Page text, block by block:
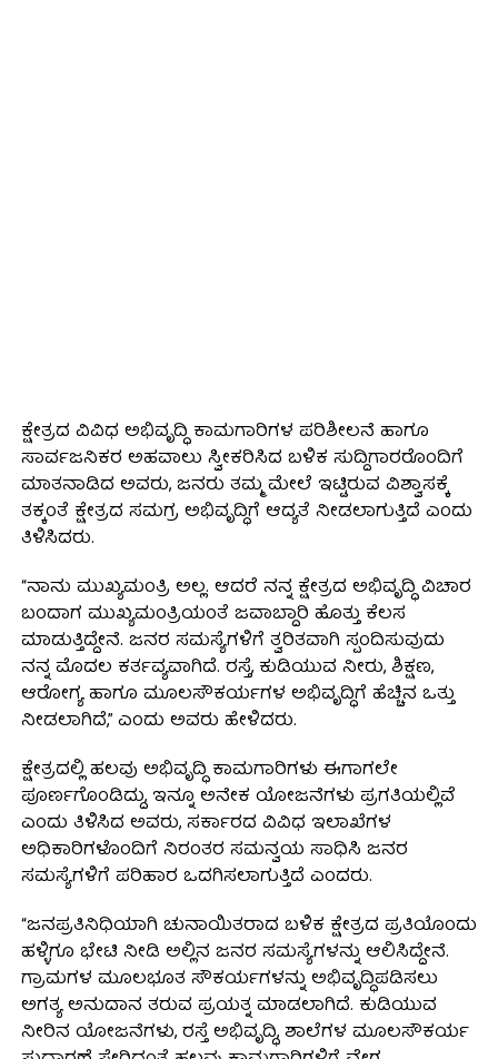
ಕ್ಷೇತ್ರದ ವಿವಿಧ ಅಭಿವೃದ್ಧಿ ಕಾಮಗಾರಿಗಳ ಪರಿಶೀಲನೆ ಹಾಗೂ
ಸಾರ್ವಜನಿಕರ ಅಹವಾಲು ಸ್ವೀಕರಿಸಿದ ಬಳಿಕ ಸುದ್ದಿಗಾರರೊಂದಿಗೆ
ಮಾತನಾಡಿದ ಅವರು, ಜನರು ತಮ್ಮ ಮೇಲೆ ಇಟ್ಟಿರುವ ವಿಶ್ವಾಸಕ್ಕೆ
ತಕ್ಕಂತೆ ಕ್ಷೇತ್ರದ ಸಮಗ್ರ ಅಭಿವೃದ್ಧಿಗೆ ಆದ್ಯತೆ ನೀಡಲಾಗುತ್ತಿದೆ ಎಂದು
ತಿಳಿಸಿದರು.
“ನಾನು ಮುಖ್ಯಮಂತ್ರಿ ಅಲ್ಲ. ಆದರೆ ನನ್ನ ಕ್ಷೇತ್ರದ ಅಭಿವೃದ್ಧಿ ವಿಚಾರ
ಬಂದಾಗ ಮುಖ್ಯಮಂತ್ರಿಯಂತೆ ಜವಾಬ್ದಾರಿ ಹೊತ್ತು ಕೆಲಸ
ಮಾಡುತ್ತಿದ್ದೇನೆ. ಜನರ ಸಮಸ್ಯೆಗಳಿಗೆ ತ್ವರಿತವಾಗಿ ಸ್ಪಂದಿಸುವುದು
ನನ್ನ ಮೊದಲ ಕರ್ತವ್ಯವಾಗಿದೆ. ರಸ್ತೆ, ಕುಡಿಯುವ ನೀರು, ಶಿಕ್ಷಣ,
ಆರೋಗ್ಯ ಹಾಗೂ ಮೂಲಸೌಕರ್ಯಗಳ ಅಭಿವೃದ್ಧಿಗೆ ಹೆಚ್ಚಿನ ಒತ್ತು
ನೀಡಲಾಗಿದೆ,” ಎಂದು ಅವರು ಹೇಳಿದರು.
ಕ್ಷೇತ್ರದಲ್ಲಿ ಹಲವು ಅಭಿವೃದ್ಧಿ ಕಾಮಗಾರಿಗಳು ಈಗಾಗಲೇ
ಪೂರ್ಣಗೊಂಡಿದ್ದು, ಇನ್ನೂ ಅನೇಕ ಯೋಜನೆಗಳು ಪ್ರಗತಿಯಲ್ಲಿವೆ
ಎಂದು ತಿಳಿಸಿದ ಅವರು, ಸರ್ಕಾರದ ವಿವಿಧ ಇಲಾಖೆಗಳ
ಅಧಿಕಾರಿಗಳೊಂದಿಗೆ ನಿರಂತರ ಸಮನ್ವಯ ಸಾಧಿಸಿ ಜನರ
ಸಮಸ್ಯೆಗಳಿಗೆ ಪರಿಹಾರ ಒದಗಿಸಲಾಗುತ್ತಿದೆ ಎಂದರು.
“ಜನಪ್ರತಿನಿಧಿಯಾಗಿ ಚುನಾಯಿತರಾದ ಬಳಿಕ ಕ್ಷೇತ್ರದ ಪ್ರತಿಯೊಂದು
ಹಳ್ಳಿಗೂ ಭೇಟಿ ನೀಡಿ ಅಲ್ಲಿನ ಜನರ ಸಮಸ್ಯೆಗಳನ್ನು ಆಲಿಸಿದ್ದೇನೆ.
ಗ್ರಾಮಗಳ ಮೂಲಭೂತ ಸೌಕರ್ಯಗಳನ್ನು ಅಭಿವೃದ್ಧಿಪಡಿಸಲು
ಅಗತ್ಯ ಅನುದಾನ ತರುವ ಪ್ರಯತ್ನ ಮಾಡಲಾಗಿದೆ. ಕುಡಿಯುವ
ನೀರಿನ ಯೋಜನೆಗಳು, ರಸ್ತೆ ಅಭಿವೃದ್ಧಿ, ಶಾಲೆಗಳ ಮೂಲಸೌಕರ್ಯ